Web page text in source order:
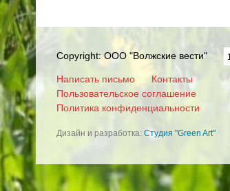
Copyright: ООО "Волжские вести"
Написать письмо
Контакты
Пользовательское соглашение
Политика конфиденциальности
Дизайн и разработка: Студия "Green Art"